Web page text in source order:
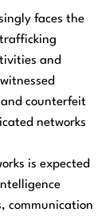
faces the
and
counterfeit
networks
is expected
communication